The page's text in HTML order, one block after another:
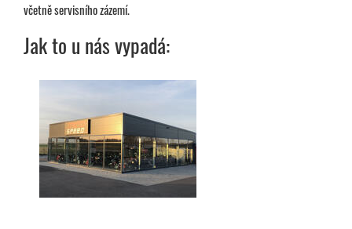
včetně servisního zázemí.
Jak to u nás vypadá: